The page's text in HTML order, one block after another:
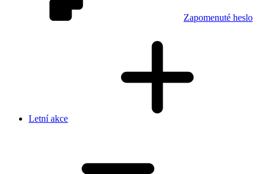
Zapomenuté heslo
Letní akce